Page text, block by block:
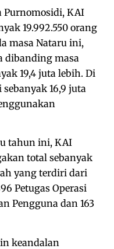
Purnomosidi, KAI
19.992.550 orang
masa Nataru ini,
dibanding masa
19,4 juta lebih. Di
16,9 juta
tahun ini, KAI
total sebanyak
yang terdiri dari
Petugas Operasi
Pengguna dan 163
keandalan